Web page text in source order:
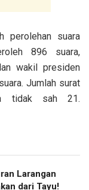
perolehan suara
896 suara,
wakil presiden
Jumlah surat
tidak sah 21.
Larangan
dari Tayu!